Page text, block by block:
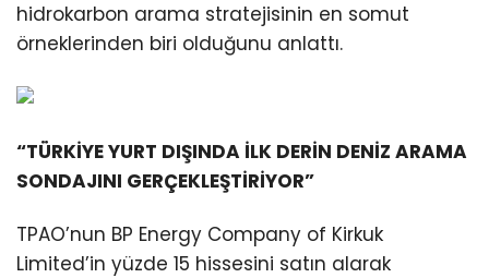
hidrokarbon arama stratejisinin en somut
örneklerinden biri olduğunu anlattı.
“TÜRKİYE YURT DIŞINDA İLK DERİN DENİZ ARAMA
SONDAJINI GERÇEKLEŞTİRİYOR”
TPAO’nun BP Energy Company of Kirkuk
Limited’in yüzde 15 hissesini satın alarak